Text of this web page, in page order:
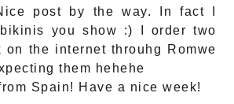
post by the way. In fact I
you show :) I order two
on the internet throuhg Romwe
them hehehe
Spain! Have a nice week!